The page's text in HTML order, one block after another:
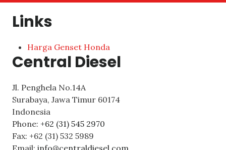
Links
Harga Genset Honda
Central Diesel
Jl. Penghela No.14A
Surabaya, Jawa Timur 60174
Indonesia
Phone: +62 (31) 545 2970
Fax: +62 (31) 532 5989
Email: info@centraldiesel.com